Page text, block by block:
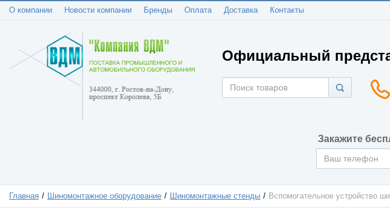
О компании Новости компании Бренды Оплата Доставка Контакты
Официальный
Закажите
Главная Шиномонтажное оборудование Шиномонтажные стенды Вспомогательное устройство